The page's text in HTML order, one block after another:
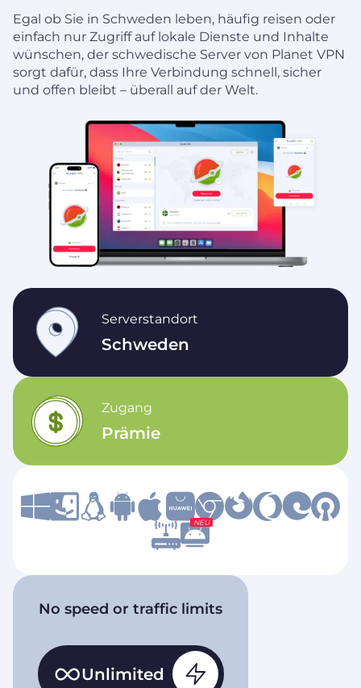
Egal ob Sie in Schweden leben, häufig reisen oder
einfach nur Zugriff auf lokale Dienste und Inhalte
wünschen, der schwedische Server von Planet VPN
sorgt dafür, dass Ihre Verbindung schnell, sicher
und offen bleibt – überall auf der Welt.
Serverstandort
Schweden
Zugang
Prämie
NEU
No speed or traffic limits
Unlimited